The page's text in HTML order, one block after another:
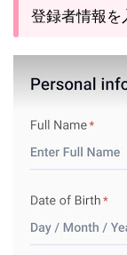
登録者情報を